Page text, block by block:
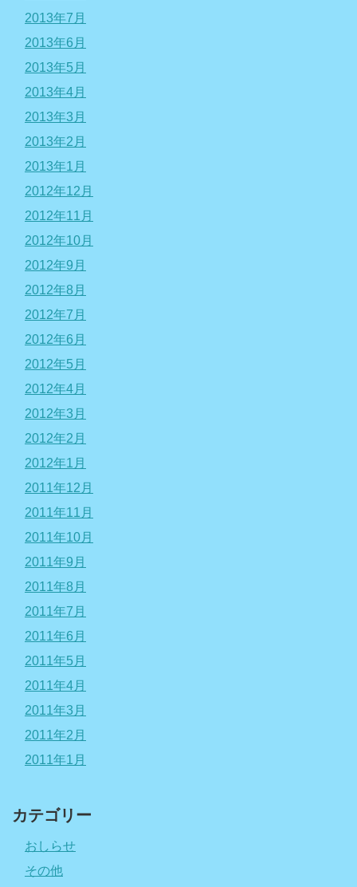
2013年7月
2013年6月
2013年5月
2013年4月
2013年3月
2013年2月
2013年1月
2012年12月
2012年11月
2012年10月
2012年9月
2012年8月
2012年7月
2012年6月
2012年5月
2012年4月
2012年3月
2012年2月
2012年1月
2011年12月
2011年11月
2011年10月
2011年9月
2011年8月
2011年7月
2011年6月
2011年5月
2011年4月
2011年3月
2011年2月
2011年1月
カテゴリー
おしらせ
その他